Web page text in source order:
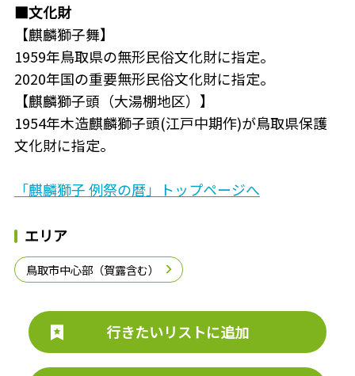
■文化財
【麒麟獅子舞】
1959年鳥取県の無形民俗文化財に指定。
2020年国の重要無形民俗文化財に指定。
【麒麟獅子頭（大湯棚地区）】
1954年木造麒麟獅子頭(江戸中期作)が鳥取県保護
文化財に指定。
「麒麟獅子 例祭の暦」トップページへ
エリア
鳥取市中心部（賀露含む）
行きたいリストに追加